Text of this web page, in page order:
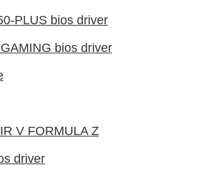
PLUS bios driver
bios driver
V FORMULA Z
driver